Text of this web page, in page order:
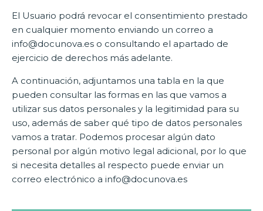
El Usuario podrá revocar el consentimiento prestado
en cualquier momento enviando un correo a
info@docunova.es o consultando el apartado de
ejercicio de derechos más adelante.
A continuación, adjuntamos una tabla en la que
pueden consultar las formas en las que vamos a
utilizar sus datos personales y la legitimidad para su
uso, además de saber qué tipo de datos personales
vamos a tratar. Podemos procesar algún dato
personal por algún motivo legal adicional, por lo que
si necesita detalles al respecto puede enviar un
correo electrónico a info@docunova.es